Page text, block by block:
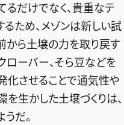
だけでなく、貴重なテ
ため、メゾンは新しい試
から土壌の力を取り戻す
ローバー、そら豆などを
化させることで通気性や
生かした土壌づくりは、
だ。